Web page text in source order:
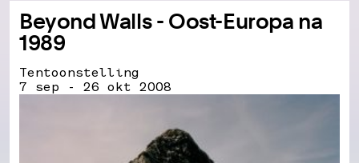
Beyond Walls - Oost-Europa na
1989
Tentoonstelling
7 sep - 26 okt 2008